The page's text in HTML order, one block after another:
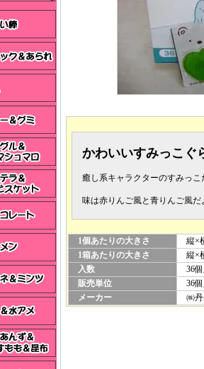
かわいいすみっこぐ
癒し系キャラクターのすみっこ
味は赤りんご風と青りんご風だ
1個あたりの大きさ
縦×
1箱あたりの大きさ
縦×
入数
36個
販売単位
36個
メーカー
㈱丹